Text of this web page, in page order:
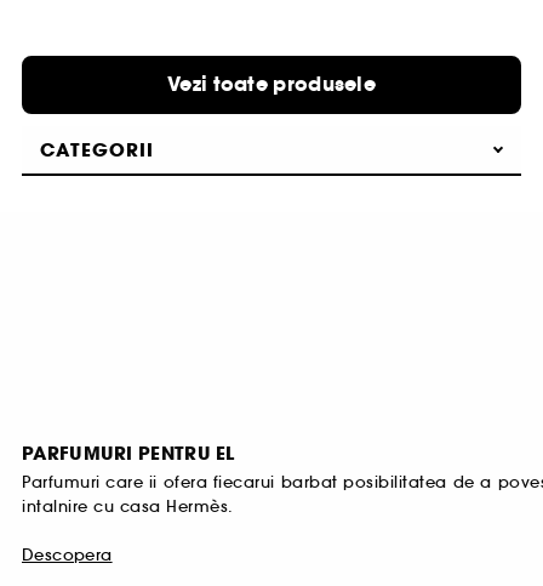
Vezi toate produsele
CATEGORII
PARFUMURI PENTRU EL
Parfumuri care ii ofera fiecarui barbat posibilitatea de a
intalnire cu casa Hermès.
Descopera